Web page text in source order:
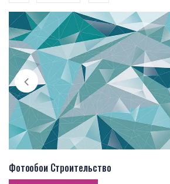
Фотообои Строительство